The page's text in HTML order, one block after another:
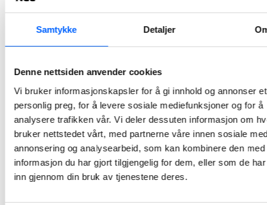
Samtykke Detaljer
Denne nettsiden anvender cookies
Vi bruker informasjonskapsler for å gi innhold og annonser et
personlig preg, for å levere sosiale mediefunksjoner og for å
analysere trafikken vår. Vi deler dessuten informasjon om
bruker nettstedet vårt, med partnerne våre innen sosiale
annonsering og analysearbeid, som kan kombinere den med
informasjon du har gjort tilgjengelig for dem, eller som de
inn gjennom din bruk av tjenestene deres.
på E6-prosjekt i
Trøndelag
NCC skal levere 200 000 tonn asfalt til veiprosjektet E6 Berkåk – Vindåsliene i Rennebu kommune i Trøndelag.
2025-07-10 08:00
NCC signerer